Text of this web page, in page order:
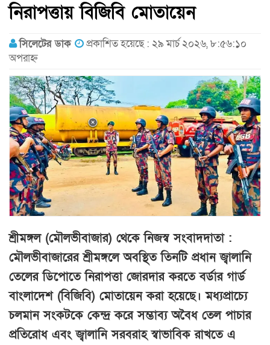
নিরাপত্তায় বিজিবি মোতায়েন
সিলেটের ডাক
প্রকাশিত হয়েছে : ২৯ মার্চ ২০২৬, ৮:৫৬:১০
অপরাহ্ন
শ্রীমঙ্গল (মৌলভীবাজার) থেকে নিজস্ব সংবাদদাতা :
মৌলভীবাজারের শ্রীমঙ্গলে অবস্থিত তিনটি প্রধান জ্বালানি
তেলের ডিপোতে নিরাপত্তা জোরদার করতে বর্ডার গার্ড
বাংলাদেশ (বিজিবি) মোতায়েন করা হয়েছে। মধ্যপ্রাচ্যে
চলমান সংকটকে কেন্দ্র করে সম্ভাব্য অবৈধ তেল পাচার
প্রতিরোধ এবং জ্বালানি সরবরাহ স্বাভাবিক রাখতে এ